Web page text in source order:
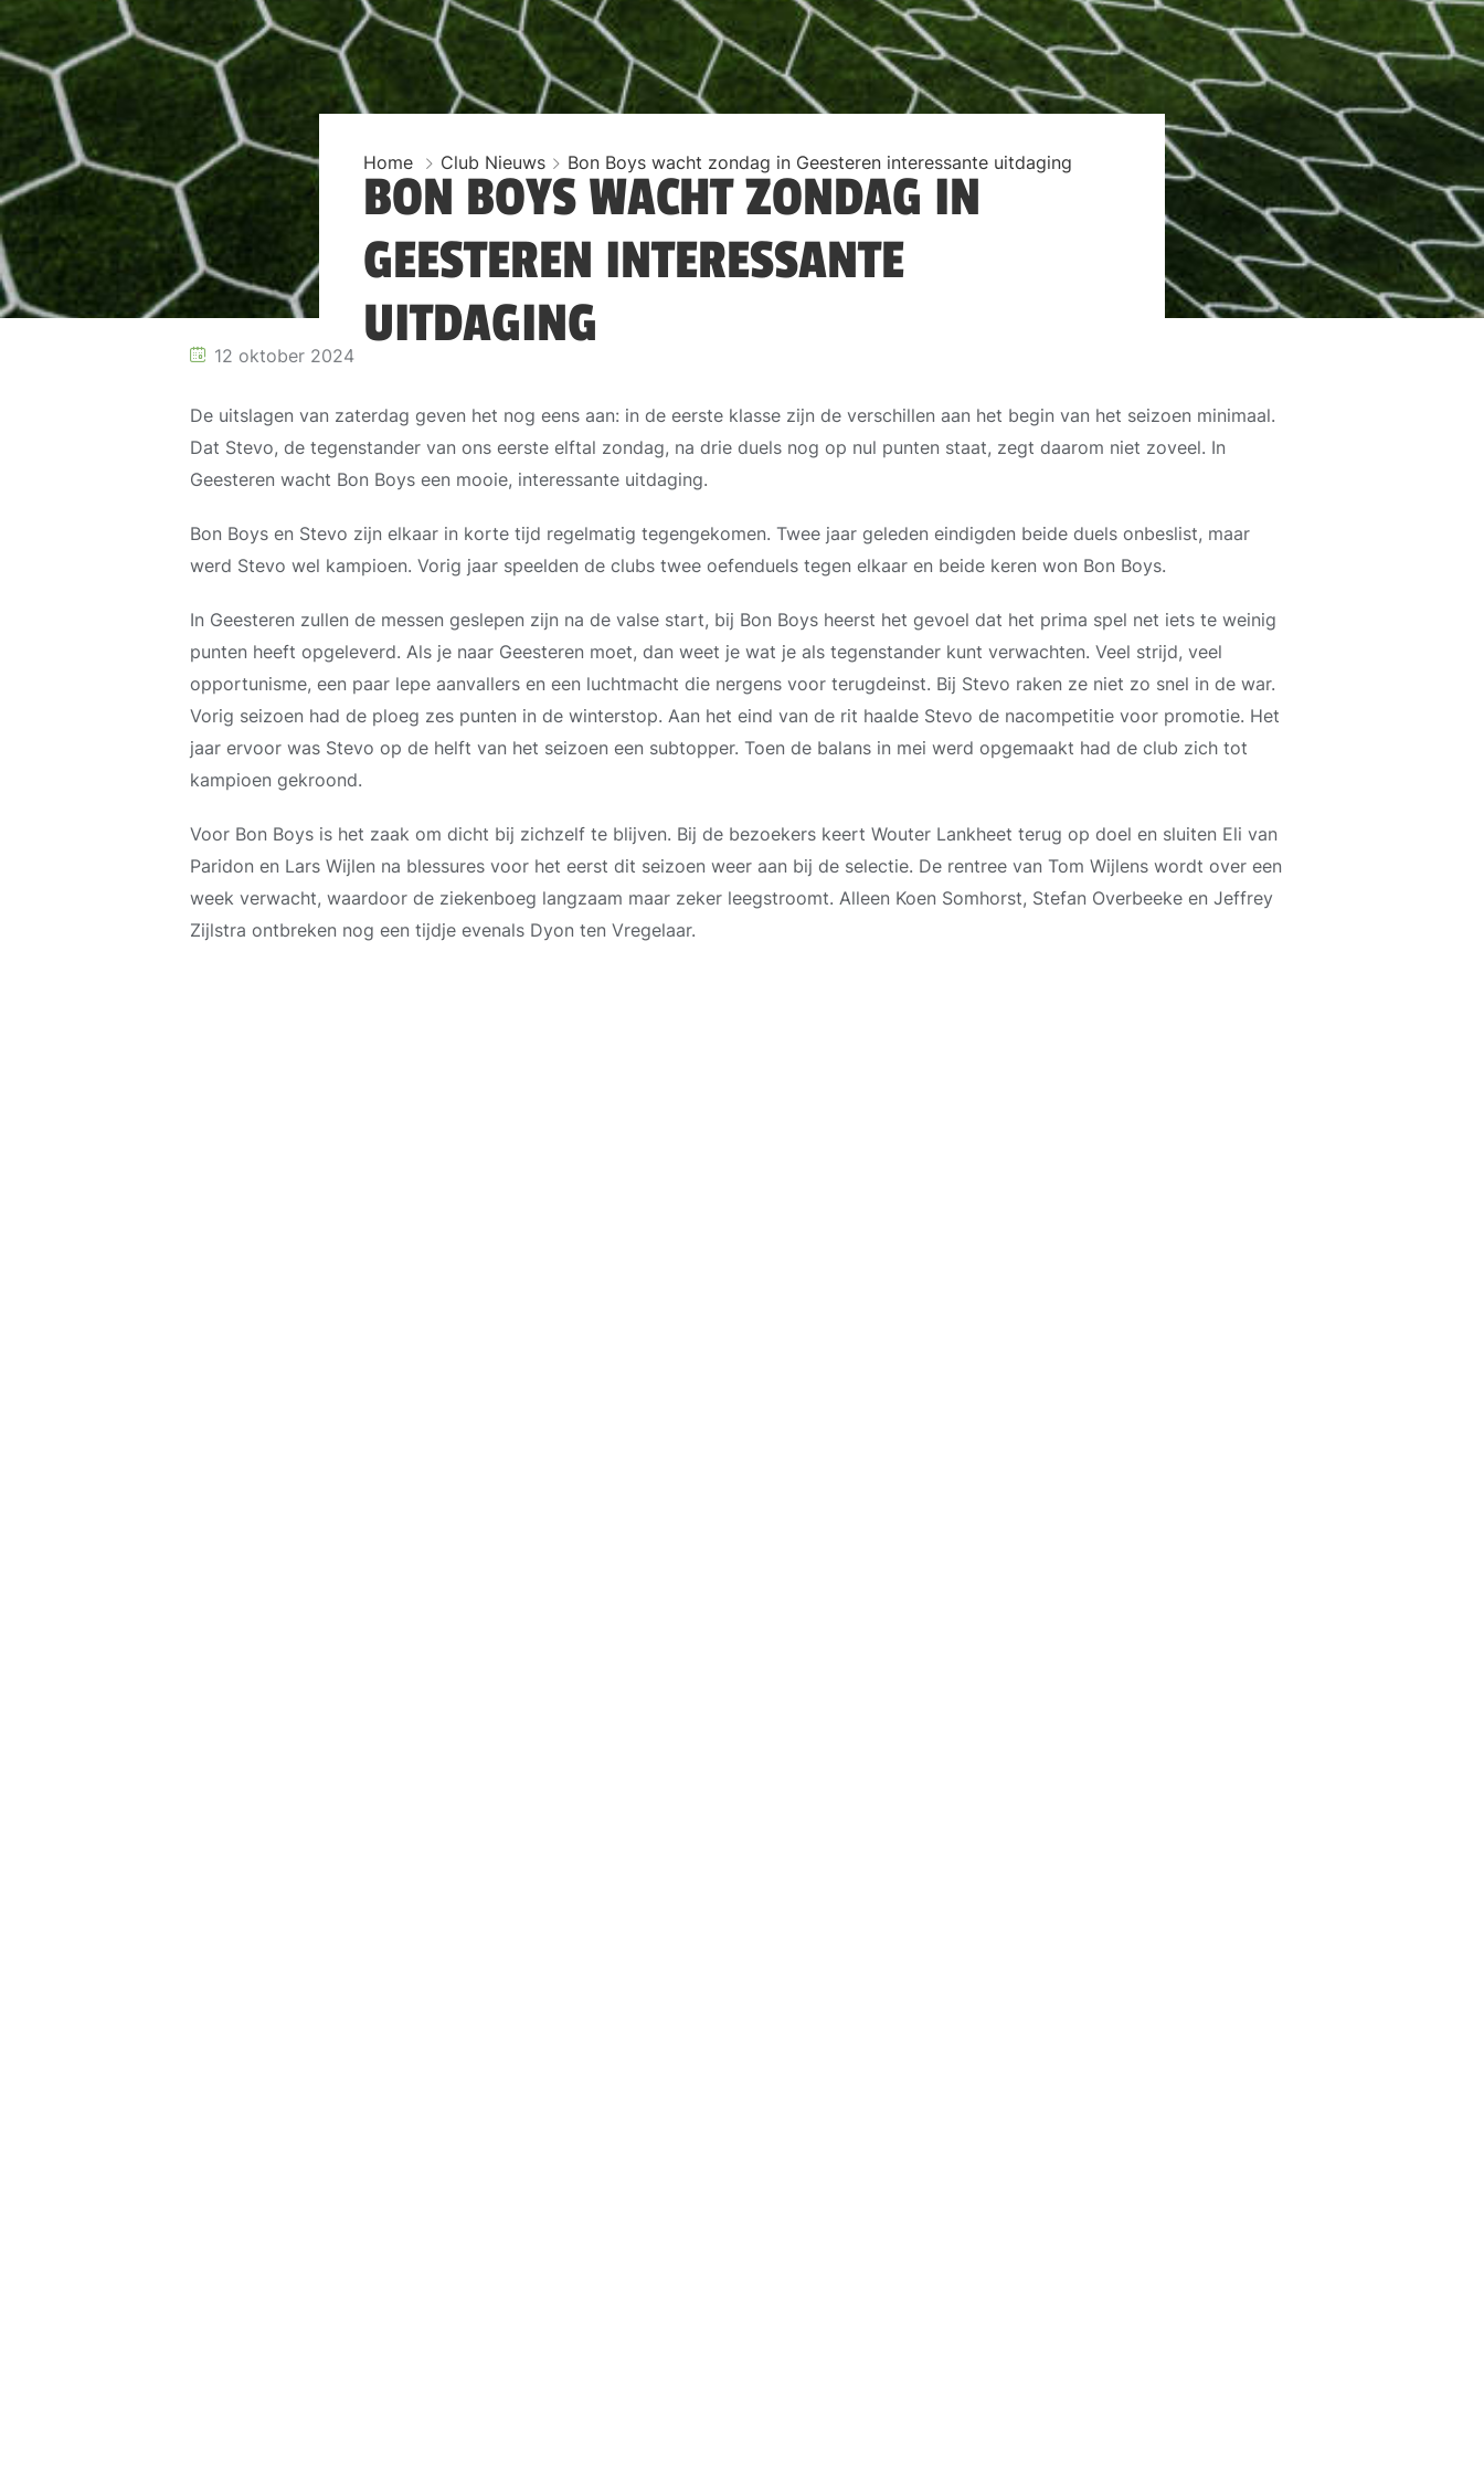
BON BOYS WACHT ZONDAG IN
GEESTEREN INTERESSANTE
UITDAGING
Home Club Nieuws Bon Boys wacht zondag in Geesteren interessante uitdaging
12 oktober 2024
De uitslagen van zaterdag geven het nog eens aan: in de eerste klasse zijn de verschillen aan het begin van het seizoen minimaal.
Dat Stevo, de tegenstander van ons eerste elftal zondag, na drie duels nog op nul punten staat, zegt daarom niet zoveel. In
Geesteren wacht Bon Boys een mooie, interessante uitdaging.
Bon Boys en Stevo zijn elkaar in korte tijd regelmatig tegengekomen. Twee jaar geleden eindigden beide duels onbeslist, maar
werd Stevo wel kampioen. Vorig jaar speelden de clubs twee oefenduels tegen elkaar en beide keren won Bon Boys.
In Geesteren zullen de messen geslepen zijn na de valse start, bij Bon Boys heerst het gevoel dat het prima spel net iets te weinig
punten heeft opgeleverd. Als je naar Geesteren moet, dan weet je wat je als tegenstander kunt verwachten. Veel strijd, veel
opportunisme, een paar lepe aanvallers en een luchtmacht die nergens voor terugdeinst. Bij Stevo raken ze niet zo snel in de war.
Vorig seizoen had de ploeg zes punten in de winterstop. Aan het eind van de rit haalde Stevo de nacompetitie voor promotie. Het
jaar ervoor was Stevo op de helft van het seizoen een subtopper. Toen de balans in mei werd opgemaakt had de club zich tot
kampioen gekroond.
Voor Bon Boys is het zaak om dicht bij zichzelf te blijven. Bij de bezoekers keert Wouter Lankheet terug op doel en sluiten Eli van
Paridon en Lars Wijlen na blessures voor het eerst dit seizoen weer aan bij de selectie. De rentree van Tom Wijlens wordt over een
week verwacht, waardoor de ziekenboeg langzaam maar zeker leegstroomt. Alleen Koen Somhorst, Stefan Overbeeke en Jeffrey
Zijlstra ontbreken nog een tijdje evenals Dyon ten Vregelaar.